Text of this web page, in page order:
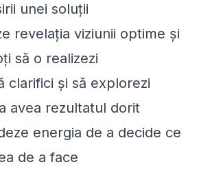
unei soluţii
revelaţia viziunii optime şi
să o realizezi
clarifici şi să explorezi
avea rezultatul dorit
energia de a decide ce
de a face